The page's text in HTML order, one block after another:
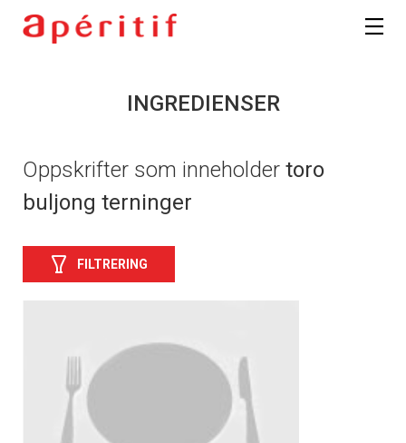
INGREDIENSER
Oppskrifter som inneholder toro
buljong terninger
FILTRERING